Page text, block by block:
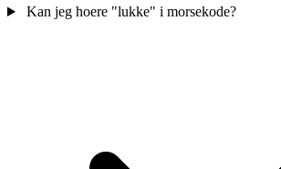
Kan jeg hoere "lukke" i morsekode?